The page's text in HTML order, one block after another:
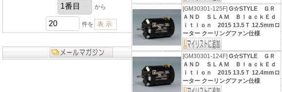
から
件を
[GM30301-125F] G☆STYLE ＧＲ
ＡＮＤ ＳＬＡＭ ＢｌａｃｋＥｄ
ｉｔｉｏｎ 2015 13.5Ｔ 12.5mmロ
ーター クーリングファン仕様
[GM30301-124F] G☆STYLE ＧＲ
ＡＮＤ ＳＬＡＭ ＢｌａｃｋＥｄ
ｉｔｉｏｎ 2015 13.5Ｔ 12.4mmロ
ーター クーリングファン仕様